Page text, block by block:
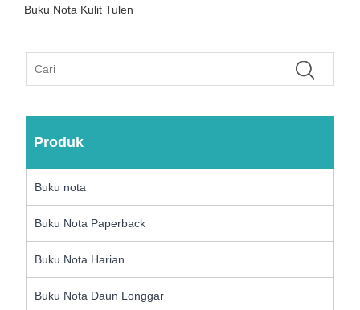
Buku Nota Kulit Tulen
Produk
Buku nota
Buku Nota Paperback
Buku Nota Harian
Buku Nota Daun Longgar